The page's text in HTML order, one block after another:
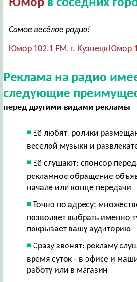
Юморв соседних
Самое весёлое радио!
Юмор 102.1 FM, г. Кузнецк Юмор
Реклама на радио
следующие
перед другими видами рекламы
Её любят: ролики
веселой музыки и
Её слушают: спонсор
рекламное обращение
начале или конце передачи
Точно по адресу:
позволяет выбрать именно
покрывает вашу аудиторию
Сразу звонят: рекламу
время суток - в офисе и
работу или в магазин